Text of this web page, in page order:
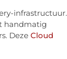
infrastructuur.
handmatig
Deze Cloud